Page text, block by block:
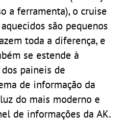
a ferramenta), o cruise
são pequenos
toda a diferença, e
se estende à
paineis de
de informação da
do mais moderno e
de informações da AK.